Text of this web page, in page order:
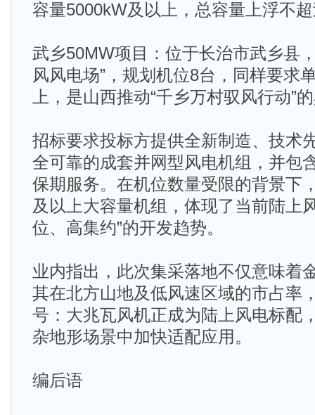
容量5000kW及以上，总容量上浮不
武乡50MW项目：位于长治市武乡县
风风电场”，规划机位8台，同样要求
上，是山西推动“千乡万村驭风行动”
招标要求投标方提供全新制造、技术
全可靠的成套并网型风电机组，并包
保期服务。在机位数量受限的背景下
及以上大容量机组，体现了当前陆上
位、高集约”的开发趋势。
业内指出，此次集采落地不仅意味着
其在北方山地及低风速区域的市占率
号：大兆瓦风机正成为陆上风电标配
杂地形场景中加快适配应用。
编后语